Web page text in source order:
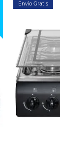
Envío Gratis